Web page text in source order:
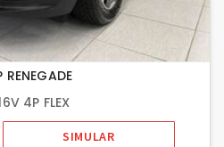
RENEGADE
4P FLEX
SIMULAR